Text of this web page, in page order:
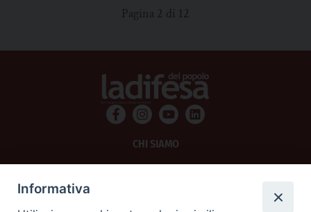
Pagina 2 di 12
CHI SIAMO
Informativa